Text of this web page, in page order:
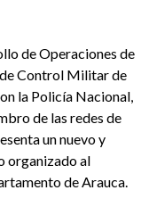
de Operaciones de
Control Militar de
la Policía Nacional,
de las redes de
un nuevo y
organizado al
de Arauca.